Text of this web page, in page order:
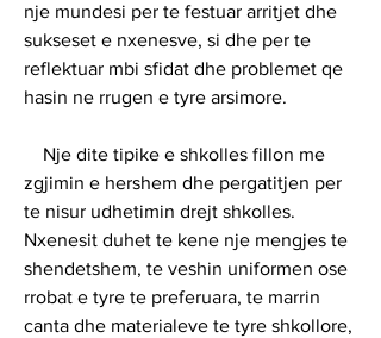
nje mundesi per te festuar arritjet dhe
sukseset e nxenesve, si dhe per te
reflektuar mbi sfidat dhe problemet qe
hasin ne rrugen e tyre arsimore.
zgjimin e hershem dhe pergatitjen per
te nisur udhetimin drejt shkolles.
Nxenesit duhet te kene nje mengjes te
shendetshem, te veshin uniformen ose
rrobat e tyre te preferuara, te marrin
canta dhe materialeve te tyre shkollore,